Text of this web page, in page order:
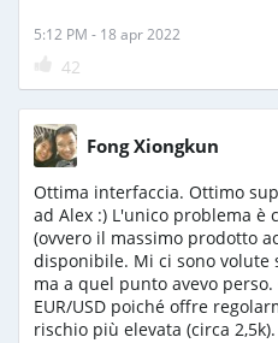
5:12 PM - 18 apr 2022
42
Fong Xiongkun
Ottima interfaccia. Ottimo
ad Alex :) L'unico problema è
(ovvero il massimo prodotto
disponibile. Mi ci sono
ma a quel punto avevo
EUR/USD poiché offre
rischio più elevata (circa 2,5k).